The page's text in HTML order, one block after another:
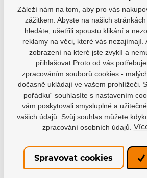
Varianty
HS24
EAN: 883309213421
Není skladem
Záleží nám na tom, aby pro vás
zážitkem. Abyste na našich
hledáte, ušetřili spoustu klikání a
reklamy na věci, které vás nezajímají.
zobrazení na které jste zvyklí a
přihlašovat.Proto od vás
zpracováním souborů cookies -
dočasně ukládají ve vašem prohlížeči.
pořádku“ souhlasíte s nastavením
vám poskytovali smysluplné a
vašich údajů. Svůj souhlas můžete
zpracování osobních údajů.
Spravovat cookies